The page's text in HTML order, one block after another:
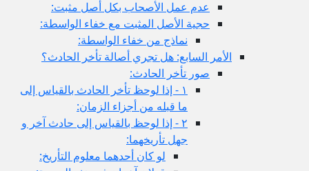
عدم عمل الأصحاب بكل أصل مثبت:
حجية الأصل المثبت مع خفاء الواسطة:
نماذج من خفاء الواسطة:
الأمر السابع: هل تجري أصالة تأخر الحادث؟
صور تأخر الحادث:
١ - إذا لوحظ تأخر الحادث بالقياس إلى
ما قبله من أجزاء الزمان:
٢ - إذا لوحظ بالقياس إلى حادث آخر و
جهل تأريخهما:
لو كان أحدهما معلوم التأريخ: